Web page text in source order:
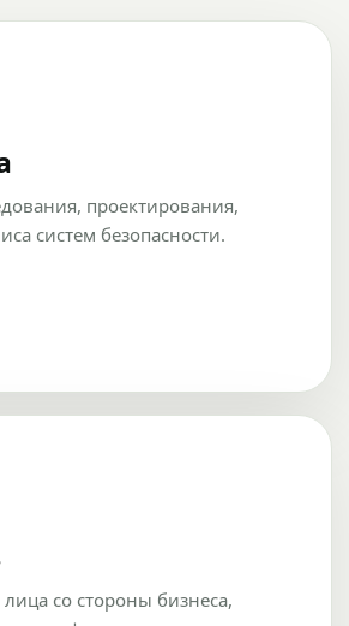
проектирования,
систем безопасности.
со стороны бизнеса,